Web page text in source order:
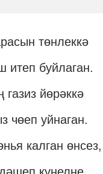
төнлеккә
буйлаган.
газиз йөрәккә
чөеп уйнаган.
калган өнсез,